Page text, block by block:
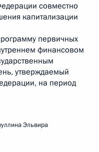
совместно
капитализации
первичных
финансовом
утверждаемый
на период
Эльвира